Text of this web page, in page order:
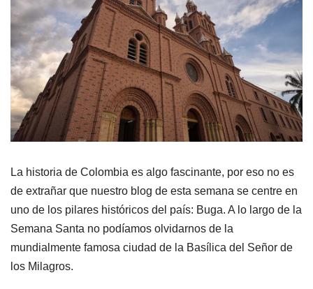
La historia de Colombia es algo fascinante, por eso no es
de extrañar que nuestro blog de esta semana se centre en
uno de los pilares históricos del país: Buga. A lo largo de la
Semana Santa no podíamos olvidarnos de la
mundialmente famosa ciudad de la Basílica del Señor de
los Milagros.